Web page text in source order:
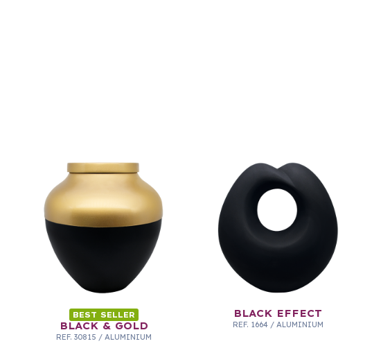
BEST SELLER
BLACK & GOLD
REF. 30815 / ALUMINIUM
BLACK EFFECT
REF. 1664 / ALUMINIUM